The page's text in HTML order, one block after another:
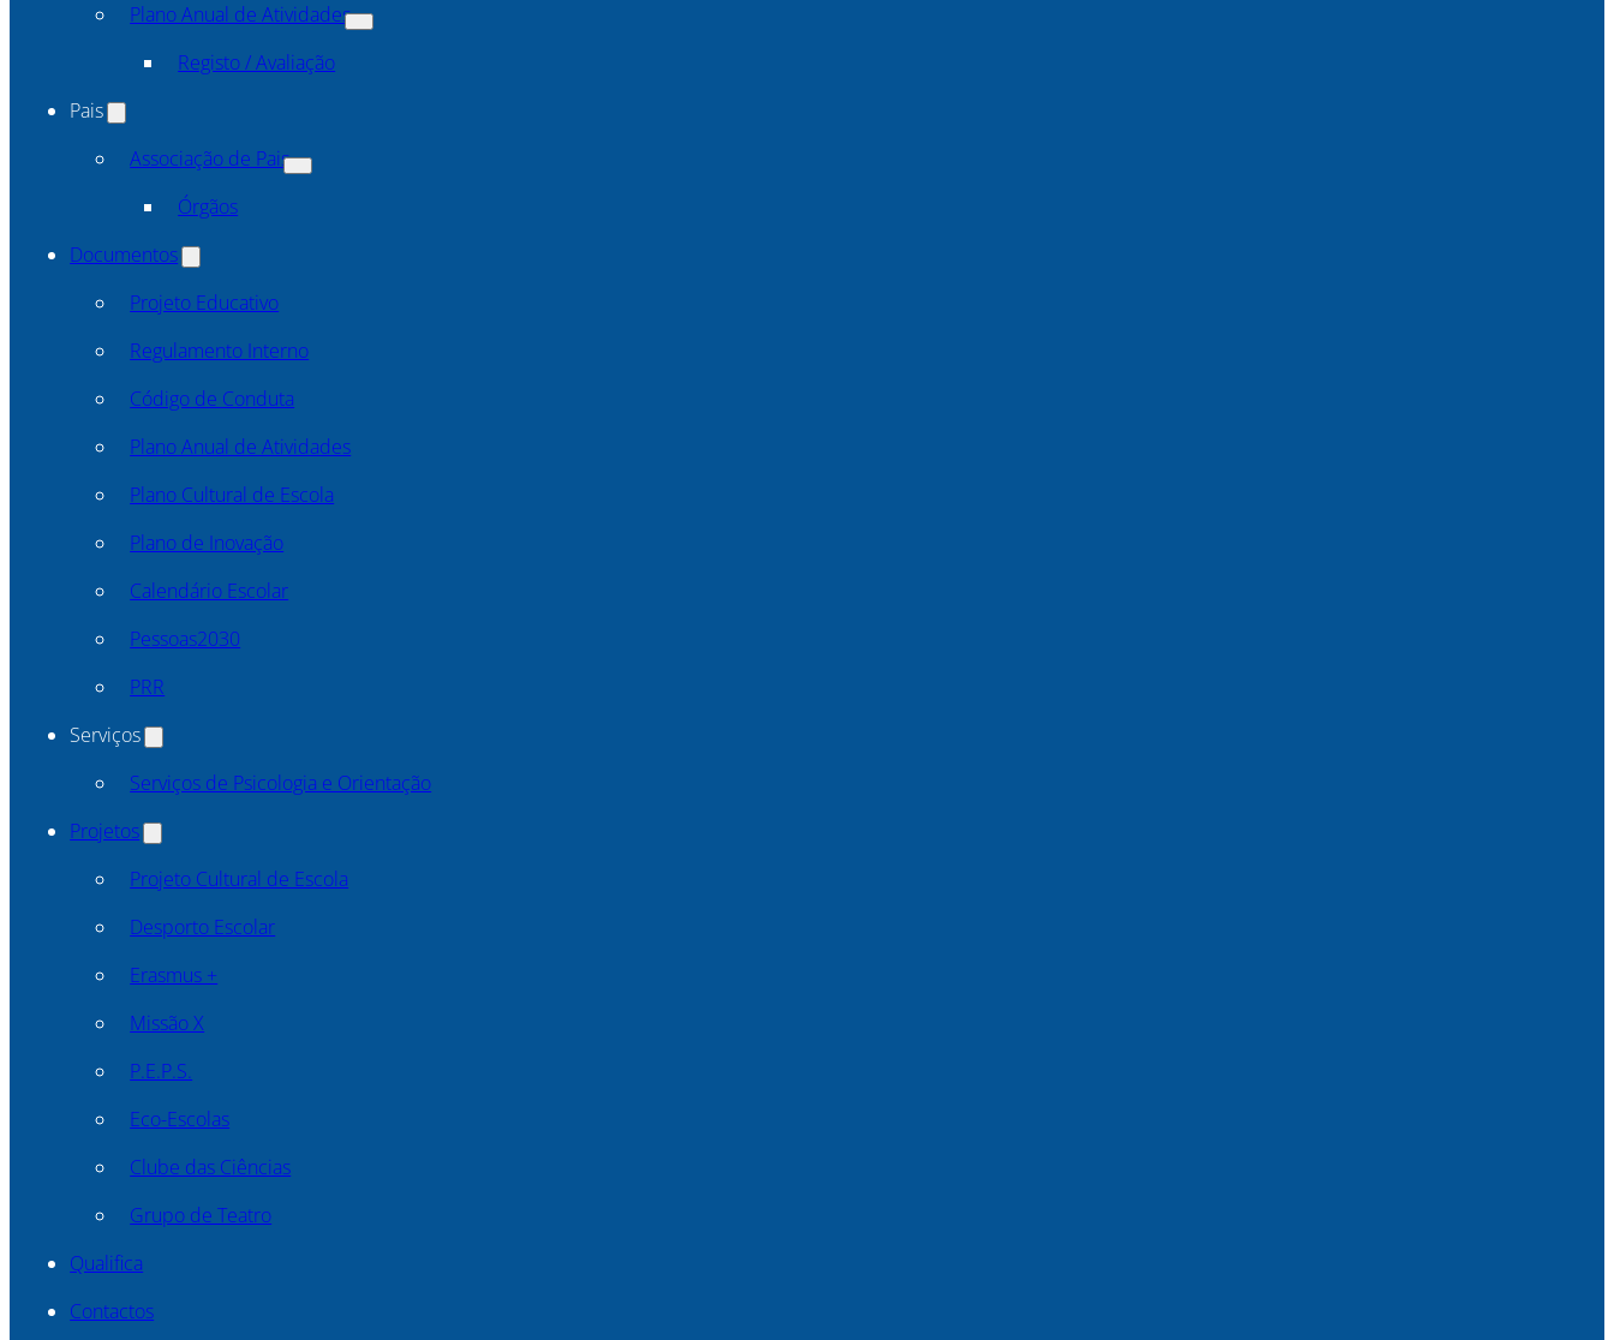
Plano Anual de Atividades
Registo / Avaliação
Pais
Associação de Pais
Órgãos
Documentos
Projeto Educativo
Regulamento Interno
Código de Conduta
Plano Anual de Atividades
Plano Cultural de Escola
Plano de Inovação
Calendário Escolar
Pessoas2030
PRR
Serviços
Serviços de Psicologia e Orientação
Projetos
Projeto Cultural de Escola
Desporto Escolar
Erasmus +
Missão X
P.E.P.S.
Eco-Escolas
Clube das Ciências
Grupo de Teatro
Qualifica
Contactos